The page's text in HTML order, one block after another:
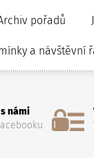
pořadů
a návštěvní
námi